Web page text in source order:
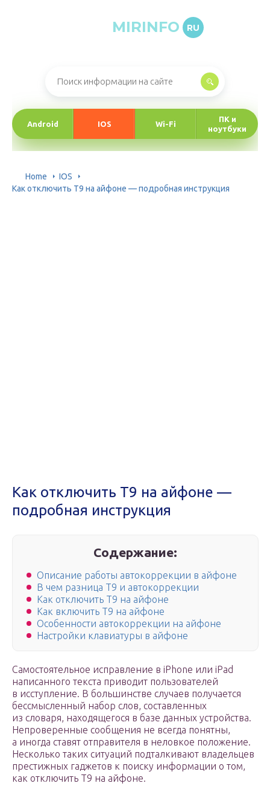
MIRINFO RU
Android IOS Wi-Fi
ПК и
ноутбуки
Home
IOS
Как отключить Т9 на айфоне — подробная инструкция
Как отключить Т9 на айфоне —
подробная инструкция
Содержание:
Описание работы автокоррекции в айфоне
В чем разница Т9 и автокоррекции
Как отключить Т9 на айфоне
Как включить Т9 на айфоне
Особенности автокоррекции на айфоне
Настройки клавиатуры в айфоне
Самостоятельное исправление в iPhone или iPad
написанного текста приводит пользователей
в исступление. В большинстве случаев получается
бессмысленный набор слов, составленных
из словаря, находящегося в базе данных устройства.
Непроверенные сообщения не всегда понятны,
а иногда ставят отправителя в неловкое положение.
Несколько таких ситуаций подталкивают владельцев
престижных гаджетов к поиску информации о том,
как отключить Т9 на айфоне.